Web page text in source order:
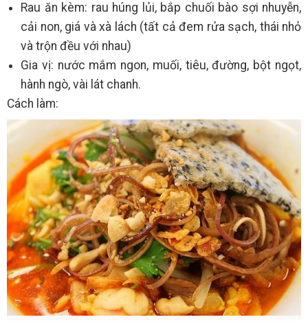
Rau ăn kèm: rau húng lủi, bắp chuối bào sợi nhuyễn,
cải non, giá và xà lách (tất cả đem rửa sạch, thái nhỏ
và trộn đều với nhau)
Gia vị: nước mắm ngon, muối, tiêu, đường, bột ngọt,
hành ngò, vài lát chanh.
Cách làm: